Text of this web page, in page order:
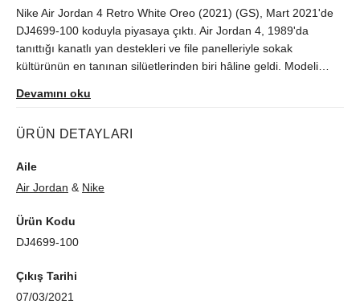
Nike Air Jordan 4 Retro White Oreo (2021) (GS), Mart 2021'de
DJ4699-100 koduyla piyasaya çıktı. Air Jordan 4, 1989'da
tanıttığı kanatlı yan destekleri ve file panelleriyle sokak
kültürünün en tanınan silüetlerinden biri hâline geldi. Modeli
Devamını oku
ÜRÜN DETAYLARI
Aile
Air Jordan & Nike
Ürün Kodu
DJ4699-100
Çıkış Tarihi
07/03/2021